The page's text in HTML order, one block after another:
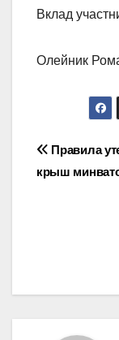
Вклад
Олейник
по
Правила
крыш